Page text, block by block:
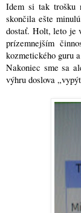
Idem si tak trošku
skončila ešte
dostať. Holt, leto je
prízemnejším
kozmetického guru
Nakoniec sme sa
výhru doslova